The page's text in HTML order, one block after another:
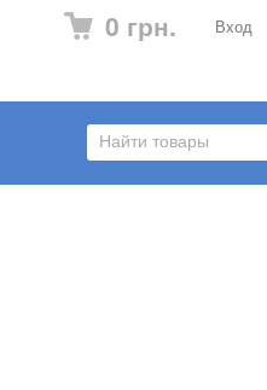
Вход
0 грн.